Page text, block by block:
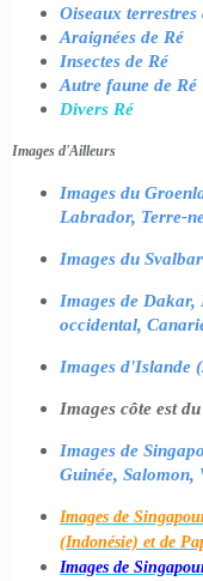
Oiseaux terrestres
Araignées de Ré
Insectes de Ré
Autre faune de Ré
Divers Ré
Images d'Ailleurs
Images du
Labrador, Terre-
Images du
Images de Dakar,
occidental,
Images d'Islande
Images côte est
Images de
Guinée, Salomon,
Images de
(Indonésie) et de
Images de